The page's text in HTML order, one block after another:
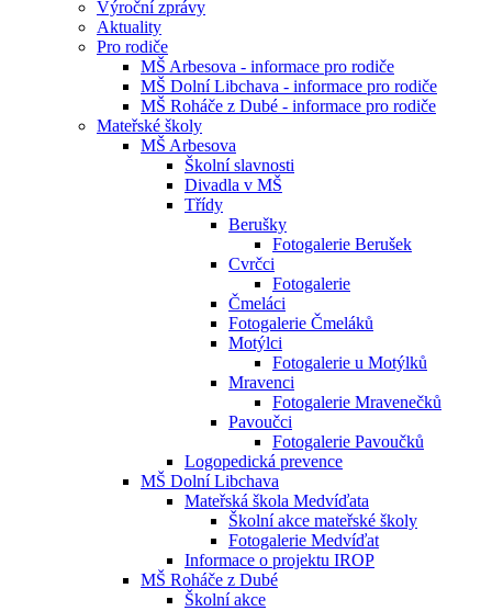
Výroční zprávy
Aktuality
Pro rodiče
MŠ Arbesova - informace pro rodiče
MŠ Dolní Libchava - informace pro rodiče
MŠ Roháče z Dubé - informace pro rodiče
Mateřské školy
MŠ Arbesova
Školní slavnosti
Divadla v MŠ
Třídy
Berušky
Fotogalerie Berušek
Cvrčci
Fotogalerie
Čmeláci
Fotogalerie Čmeláků
Motýlci
Fotogalerie u Motýlků
Mravenci
Fotogalerie Mravenečků
Pavoučci
Fotogalerie Pavoučků
Logopedická prevence
MŠ Dolní Libchava
Mateřská škola Medvíďata
Školní akce mateřské školy
Fotogalerie Medvíďat
Informace o projektu IROP
MŠ Roháče z Dubé
Školní akce